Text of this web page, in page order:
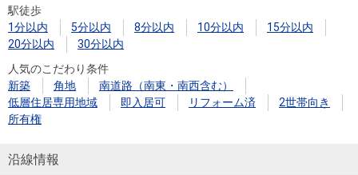
駅徒歩
1分以内
5分以内 8分以内 10分以内
15分以内
20分以内
30分以内
人気のこだわり条件
新築
角地
南道路（南東・南西含む）
低層住居専用地域
即入居可 リフォーム済
2世帯向き
所有権
沿線情報